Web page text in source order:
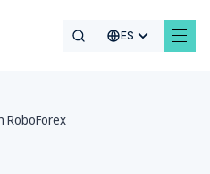
ES
RoboForex